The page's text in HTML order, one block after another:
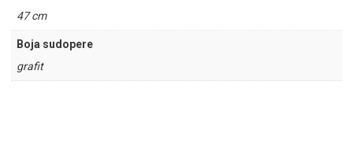
47 cm
Boja sudopere
grafit